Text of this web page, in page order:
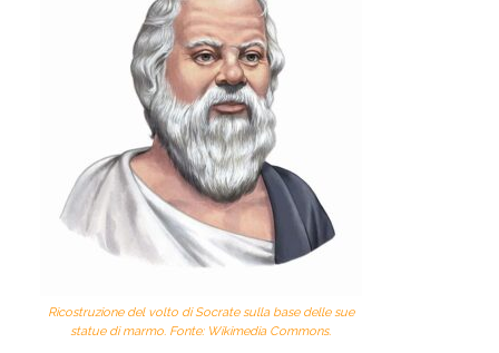
Ricostruzione del volto di Socrate sulla base delle sue
statue di marmo. Fonte: Wikimedia Commons.